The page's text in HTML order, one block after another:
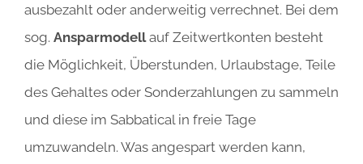
ausbezahlt oder anderweitig verrechnet. Bei dem
sog. Ansparmodellauf Zeitwertkonten besteht
die Möglichkeit, Überstunden, Urlaubstage, Teile
des Gehaltes oder Sonderzahlungen zu sammeln
und diese im Sabbatical in freie Tage
umzuwandeln. Was angespart werden kann,